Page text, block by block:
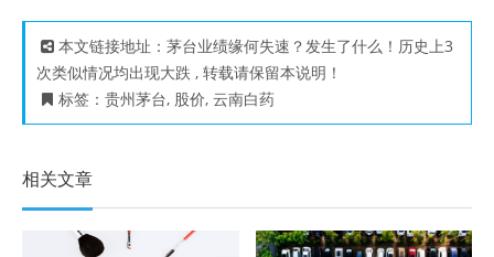
本文链接地址： 茅台业绩缘何失速？发生了什么！历史上3
次类似情况均出现大跌 , 转载请保留本说明！
标签： 贵州茅台, 股价, 云南白药
相关文章